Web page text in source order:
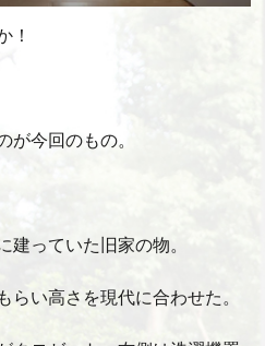
！
が今回のもの。
建っていた旧家の物。
らい高さを現代に合わせた。